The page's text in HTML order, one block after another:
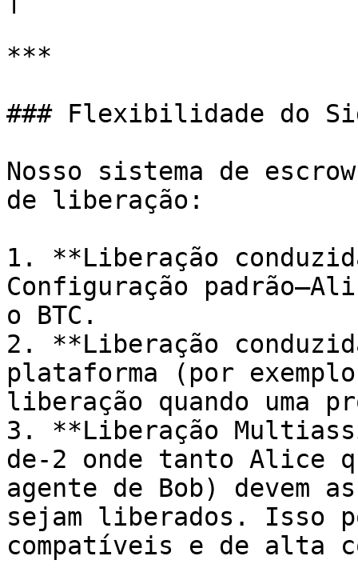
***
### Flexibilidade do
Nosso sistema de
de liberação:
1. **Liberação
Configuração
o BTC.
2. **Liberação
plataforma (por
liberação quando uma
3. **Liberação
de-2 onde tanto Alice
agente de Bob) devem
sejam liberados. Isso
compatíveis e de alta